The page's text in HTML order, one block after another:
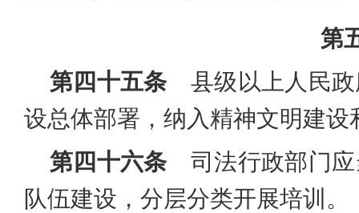
第
第四十五条 县级以上人民政
设总体部署，纳入精神文明建设
第四十六条 司法行政部门应
队伍建设，分层分类开展培训。